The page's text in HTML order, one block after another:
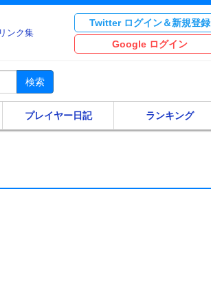
リンク集
Twitter ログイン＆新規登録
Google ログイン
検索
プレイヤー日記 ランキング